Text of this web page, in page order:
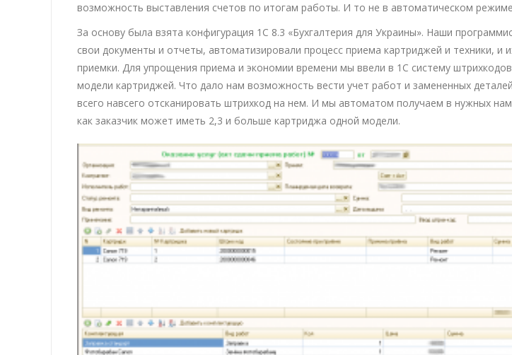
возможность выставления счетов по итогам работы. И то не в автоматическом
За основу была взята конфигурация 1С 8.3 «Бухгалтерия для Украины». Наши
свои документы и отчеты, автоматизировали процесс приема картриджей и техники, и
приемки. Для упрощения приема и экономии времени мы ввели в 1С систему
модели картриджей. Что дало нам возможность вести учет работ и замененных
всего навсего отсканировать штрихкод на нем. И мы автоматом получаем в нужных
как заказчик может иметь 2,3 и больше картриджа одной модели.